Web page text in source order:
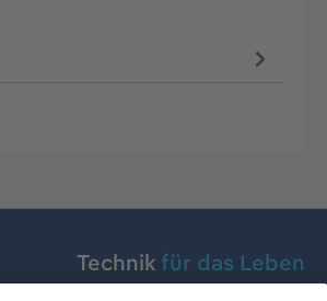
Technik für das Leben